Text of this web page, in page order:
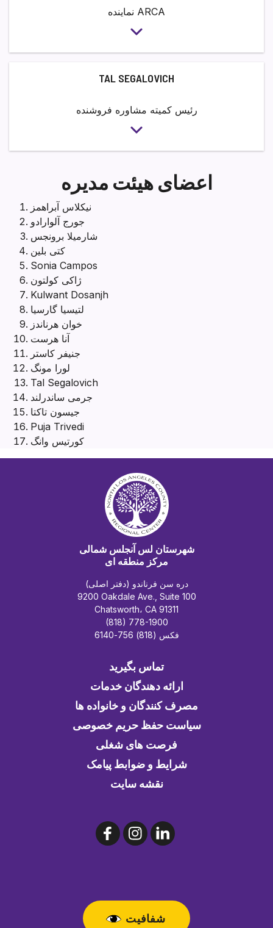
نماینده ARCA
TAL SEGALOVICH
رئیس کمیته مشاوره فروشنده
اعضای هیئت مدیره
نیکلاس آبراهمز
جورج آلوارادو
شارمیلا برونجس
کتی بلین
Sonia Campos
ژاکی کولتون
Kulwant Dosanjh
لتیسیا گارسیا
خوان هرناندز
آنا هرست
جنیفر کاستر
لورا مونگ
Tal Segalovich
جرمی ساندرلند
جیسون تاکتا
Puja Trivedi
کورتیس وانگ
شهرستان لس آنجلس شمالی
مرکز منطقه ای
دره سن فرناندو (دفتر اصلی)
9200 Oakdale Ave., Suite 100
Chatsworth، CA 91311
(818) 778-1900
فکس (818) 756-6140
تماس بگیرید
ارائه دهندگان خدمات
مصرف کنندگان و خانواده ها
سیاست حفظ حریم خصوصی
فرصت های شغلی
شرایط و ضوابط پیامک
نقشه سایت
شفافیت